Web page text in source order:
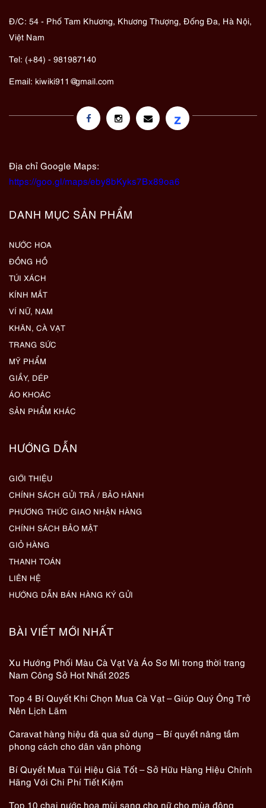
Đ/C: 54 - Phố Tam Khương, Khương Thượng, Đống Đa, Hà Nội,
Việt Nam
Tel: (+84) - 981987140
Email: kiwiki911@gmail.com
z
Địa chỉ Google Maps:
https://goo.gl/maps/eby8bKyks7Bx89oa6
DANH MỤC SẢN PHẨM
NƯỚC HOA
ĐỒNG HỒ
TÚI XÁCH
KÍNH MẮT
VÍ NỮ, NAM
KHĂN, CÀ VẠT
TRANG SỨC
MỸ PHẨM
GIẦY, DÉP
ÁO KHOÁC
SẢN PHẨM KHÁC
HƯỚNG DẪN
GIỚI THIỆU
CHÍNH SÁCH GỬI TRẢ / BẢO HÀNH
PHƯƠNG THỨC GIAO NHẬN HÀNG
CHÍNH SÁCH BẢO MẬT
GIỎ HÀNG
THANH TOÁN
LIÊN HỆ
HƯỚNG DẪN BÁN HÀNG KÝ GỬI
BÀI VIẾT MỚI NHẤT
Xu Hướng Phối Màu Cà Vạt Và Áo Sơ Mi trong thời trang
Nam Công Sở Hot Nhất 2025
Top 4 Bí Quyết Khi Chọn Mua Cà Vạt – Giúp Quý Ông Trở
Nên Lịch Lãm
Caravat hàng hiệu đã qua sử dụng – Bí quyết nâng tầm
phong cách cho dân văn phòng
Bí Quyết Mua Túi Hiệu Giá Tốt – Sở Hữu Hàng Hiệu Chính
Hãng Với Chi Phí Tiết Kiệm
Top 10 chai nước hoa mùi sang cho nữ cho mùa đông